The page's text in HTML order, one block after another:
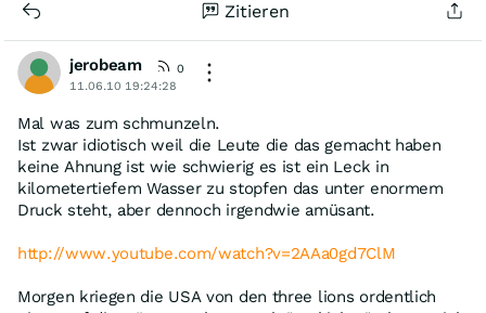
Zitieren
jerobeam
0
11.06.10 19:24:28
Mal was zum schmunzeln.
Ist zwar idiotisch weil die Leute die das gemacht haben
keine Ahnung ist wie schwierig es ist ein Leck in
kilometertiefem Wasser zu stopfen das unter enormem
Druck steht, aber dennoch irgendwie amüsant.
http://www.youtube.com/watch?v=2AAa0gd7ClM
Morgen kriegen die USA von den three lions ordentlich